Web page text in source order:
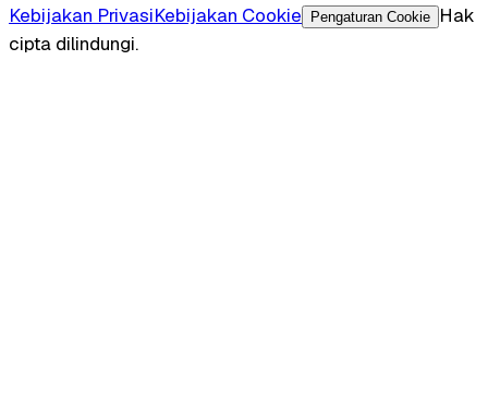
Kebijakan PrivasiKebijakan Cookie Pengaturan Cookie
Hak
cipta dilindungi.